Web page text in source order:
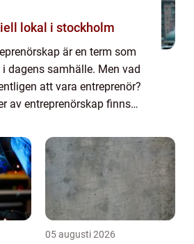
lokal i stockholm
är en term som
dagens samhälle. Men vad
att vara entreprenör?
av entreprenörskap finns
artikel kommer vi at...
05 augusti 2026